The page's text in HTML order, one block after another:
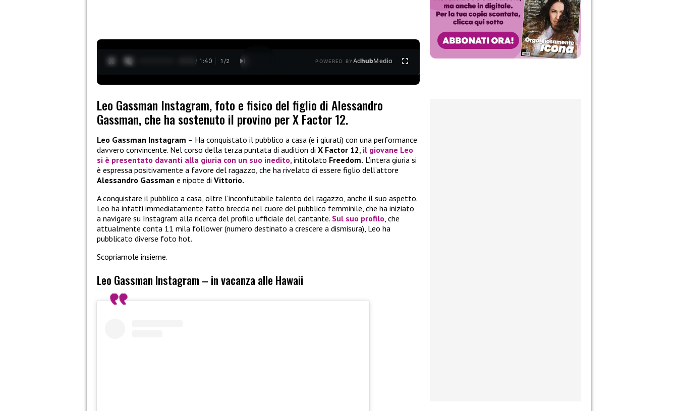
0:13 / 1:40 1 /2 POWERED BYAdhubMedia
Leo Gassman Instagram, foto e fisico del figlio di Alessandro
Gassman, che ha sostenuto il provino per X Factor 12.
Leo Gassman Instagram – Ha conquistato il pubblico a casa (e i giurati) con una performance
davvero convincente. Nel corso della terza puntata di audition di X Factor 12, il giovane Leo
si è presentato davanti alla giuria con un suo inedito, intitolato Freedom. L’intera giuria si
è espressa positivamente a favore del ragazzo, che ha rivelato di essere figlio dell’attore
Alessandro Gassman e nipote di Vittorio.
A conquistare il pubblico a casa, oltre l’inconfutabile talento del ragazzo, anche il suo aspetto.
Leo ha infatti immediatamente fatto breccia nel cuore del pubblico femminile, che ha iniziato
a navigare su Instagram alla ricerca del profilo ufficiale del cantante. Sul suo profilo, che
attualmente conta 11 mila follower (numero destinato a crescere a dismisura), Leo ha
pubblicato diverse foto hot.
Scopriamole insieme.
Leo Gassman Instagram – in vacanza alle Hawaii